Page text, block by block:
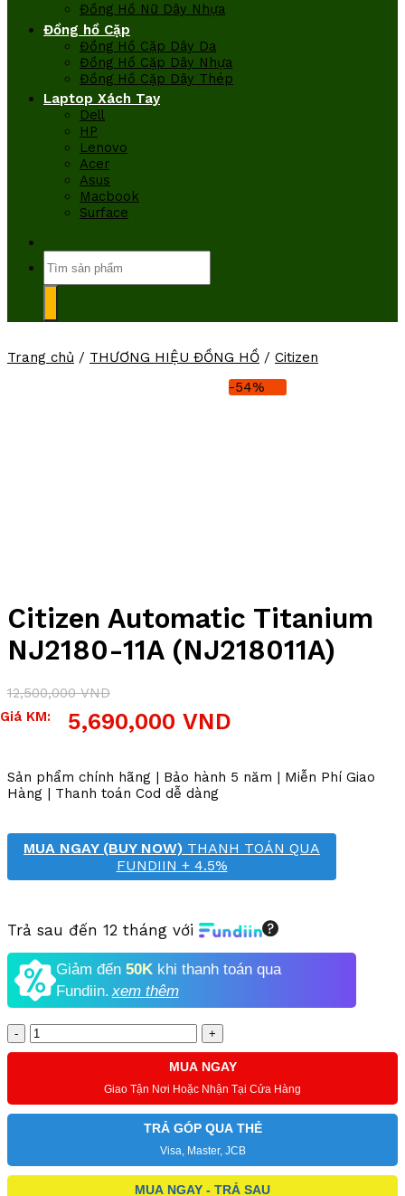
Đồng Hồ Nữ Dây Nhựa
Đồng hồ Cặp
Đồng Hồ Cặp Dây Da
Đồng Hồ Cặp Dây Nhựa
Đồng Hồ Cặp Dây Thép
Laptop Xách Tay
Dell
HP
Lenovo
Acer
Asus
Macbook
Surface
kiếm:
Trang chủ / THƯƠNG HIỆU ĐỒNG HỒ / Citizen
-54%
Citizen Automatic Titanium
NJ2180-11A (NJ218011A)
12,500,000VND
Giá
5,690,000 VND
Giá
5,690,000 VND.
Giá KM:
Sản phẩm chính hãng | Bảo hành 5 năm | Miễn Phí Giao
Hàng | Thanh toán Cod dễ dàng
MUA NGAY (BUY NOW) THANH TOÁN QUA
FUNDIIN + 4.5%
Trả sau đến 12 tháng với
Giảm đến 50K khi thanh toán qua
Fundiin.xem thêm
Số
lượng
MUA NGAY
Giao Tận Nơi Hoặc Nhận Tại Cửa Hàng
TRẢ GÓP QUA THẺ
Visa, Master, JCB
MUA NGAY - TRẢ SAU